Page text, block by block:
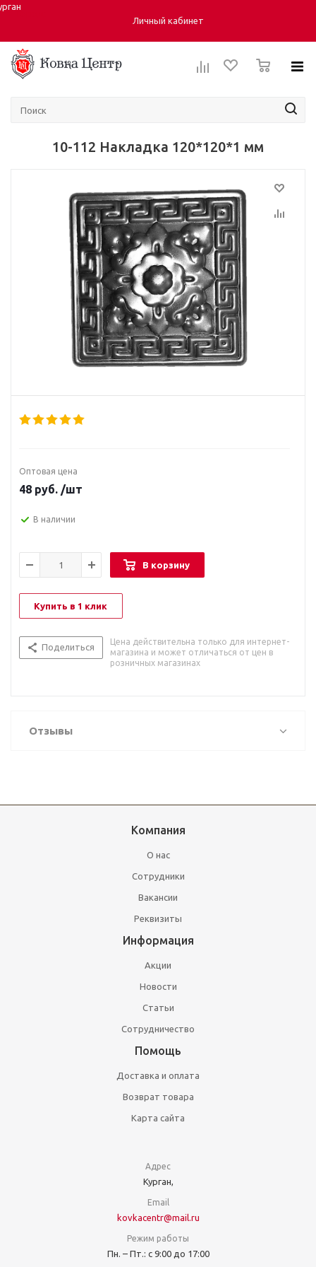
Личный кабинет
10-112 Накладка 120*120*1 мм
Оптовая цена
48 руб. /шт
В наличии
В корзину
Купить в 1 клик
Поделиться
Цена действительна только для интернет-
магазина и может отличаться от цен в
розничных магазинах
Отзывы
Компания
О нас
Сотрудники
Вакансии
Реквизиты
Информация
Акции
Новости
Статьи
Сотрудничество
Помощь
Доставка и оплата
Возврат товара
Карта сайта
Адрес
Курган,
Email
kovkacentr@mail.ru
Режим работы
Пн. – Пт.: с 9:00 до 17:00